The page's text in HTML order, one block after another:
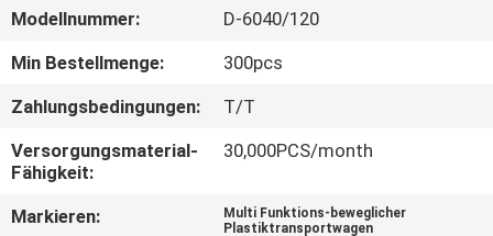
WERKSBESICHTIGUNG
QUALITÄTSKONTROLLE
KONTAKT
MIT
Modellnummer:
D-6040/120
Min Bestellmenge:
300pcs
Zahlungsbedingungen:
T/T
Versorgungsmaterial-
Fähigkeit:
30,000PCS/month
Markieren:
Multi Funktions-beweglicher
Plastiktransportwagen